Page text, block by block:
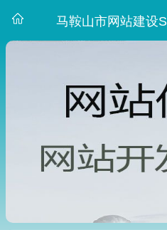
马鞍山市网站建设